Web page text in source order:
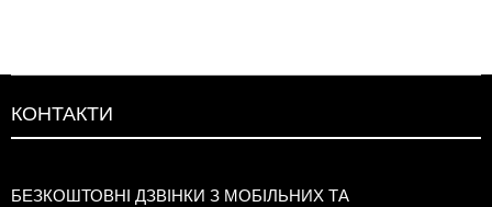
КОНТАКТИ
БЕЗКОШТОВНІ ДЗВІНКИ З МОБІЛЬНИХ ТА